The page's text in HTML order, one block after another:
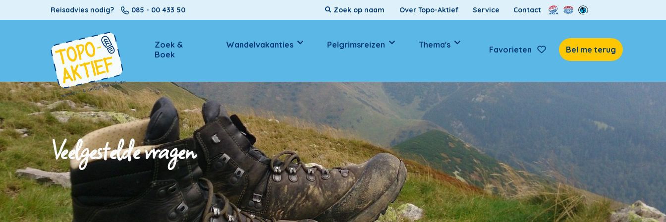
Reisadvies nodig? 085 - 00 433 50 Over Topo-Aktief Service Contact
Zoek &
Boek
Wandelvakanties Pelgrimsreizen Thema's Favorieten Bel me terug
Veelgestelde vragen